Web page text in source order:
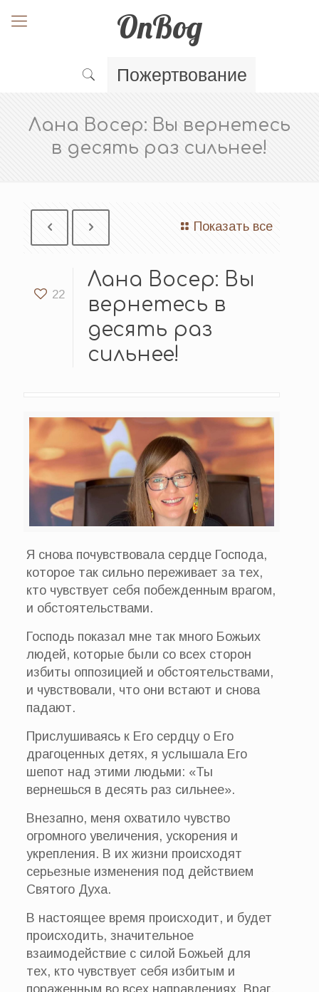
OnBog
Пожертвование
Лана Восер: Вы вернетесь
в десять раз сильнее!
Показать все
22
Лана Восер: Вы
вернетесь в
десять раз
сильнее!
Я снова почувствовала сердце Господа,
которое так сильно переживает за тех,
кто чувствует себя побежденным врагом,
и обстоятельствами.
Господь показал мне так много Божьих
людей, которые были со всех сторон
избиты оппозицией и обстоятельствами,
и чувствовали, что они встают и снова
падают.
Прислушиваясь к Его сердцу о Его
драгоценных детях, я услышала Его
шепот над этими людьми: «Ты
вернешься в десять раз сильнее».
Внезапно, меня охватило чувство
огромного увеличения, ускорения и
укрепления. В их жизни происходят
серьезные изменения под действием
Святого Духа.
В настоящее время происходит, и будет
происходить, значительное
взаимодействие с силой Божьей для
тех, кто чувствует себя избитым и
пораженным во всех направлениях. Враг,